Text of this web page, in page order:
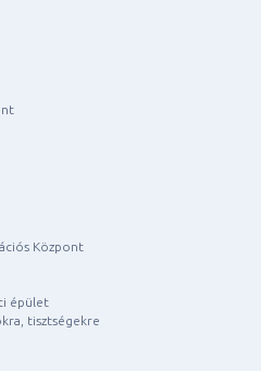
Központ
épület
tisztségekre